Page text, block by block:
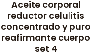
Aceite corporal
reductor celulitis
concentrado y puro
reafirmante cuerpo
set 4